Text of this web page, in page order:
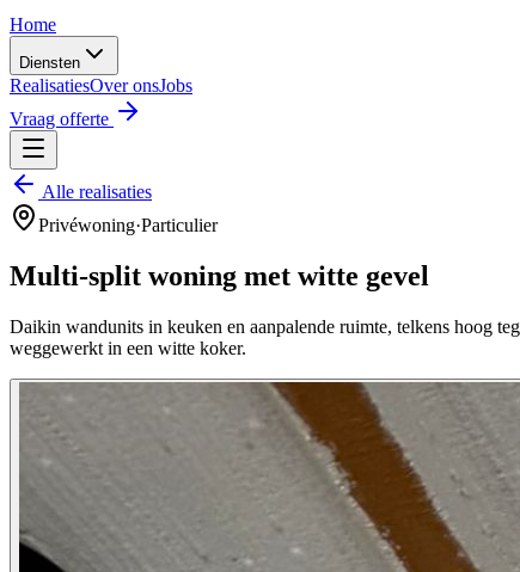
Home
Diensten
RealisatiesOver onsJobs
Vraag offerte
Alle realisaties
Privéwoning·Particulier
Multi-split woning met witte gevel
Daikin wandunits in keuken en aanpalende ruimte, telkens hoog
weggewerkt in een witte koker.